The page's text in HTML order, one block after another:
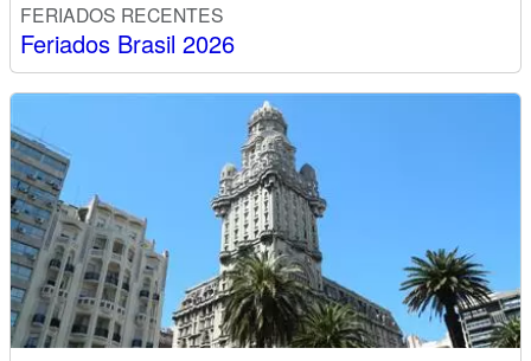
FERIADOS RECENTES
Feriados Brasil 2026